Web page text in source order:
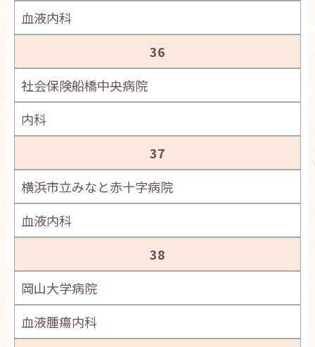
血液内科
36
社会保険船橋中央病院
内科
37
横浜市立みなと赤十字病院
血液内科
38
岡山大学病院
血液腫瘍内科